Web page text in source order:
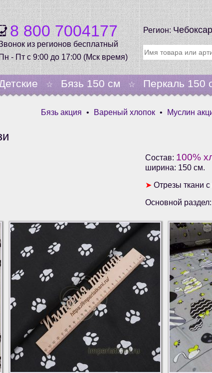
8 800 7004177
из регионов бесплатный
- Пт с 9:00 до 17:00 (Мск время)
Регион:
☆ Бязь 150 см ☆ Перкаль 150
Бязь акция • Вареный хлопок • Муслин
Состав: 100%
ширина: 150 см.
➤ Отрезы ткани
Основной раздел: